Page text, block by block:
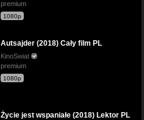
premium
1080p
Autsajder (2018) Cały film PL
KinoSwiat
premium
1080p
Życie jest wspaniałe (2018) Lektor PL